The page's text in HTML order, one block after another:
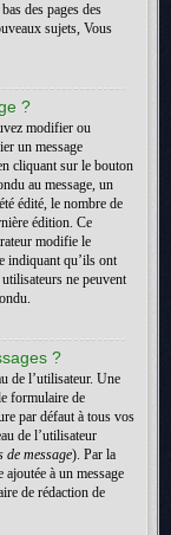
des pages des
sujets, Vous
?
modifier ou
un message
cliquant sur le bouton
au message, un
édité, le nombre de
édition. Ce
modifie le
indiquant qu’ils ont
ne peuvent
?
de l’utilisateur. Une
formulaire de
par défaut à tous vos
de l’utilisateur
message). Par la
à un message
de rédaction de